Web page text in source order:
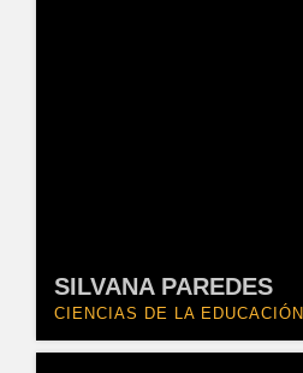
SILVANA PAREDES
CIENCIAS DE LA EDUCACIÓN